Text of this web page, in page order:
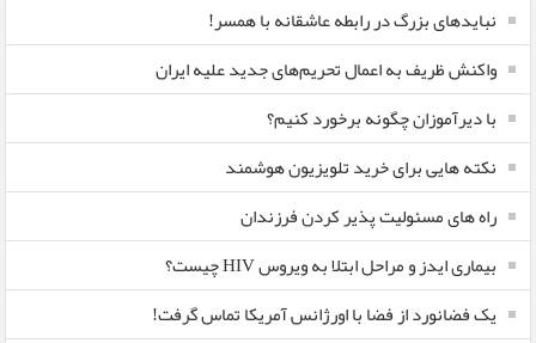
نبایدهای بزرگ در رابطه عاشقانه با همسر!
واکنش ظریف به اعمال تحریم‌های جدید علیه ایران
با دیرآموزان چگونه برخورد کنیم؟
نکته هایی برای خرید تلویزیون هوشمند
راه های مسئولیت پذیر کردن فرزندان
بیماری ایدز و مراحل ابتلا به ویروس HIV چیست؟
یک فضانورد از فضا با اورژانس آمریکا تماس گرفت!